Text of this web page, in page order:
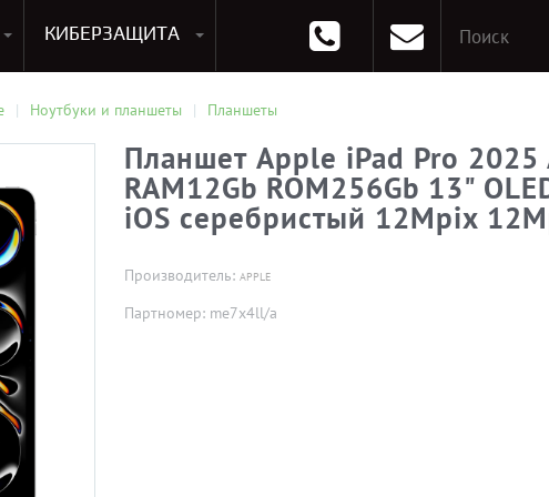
КИБЕРЗАЩИТА
Ноутбуки и планшеты Планшеты
Планшет Apple iPad Pro 2025
RAM12Gb ROM256Gb 13"
iOS серебристый 12Mpix
Производитель: APPLE
Партномер: me7x4ll/a